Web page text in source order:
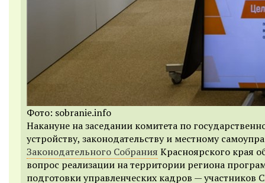
Фото: sobranie.info
Накануне на заседании комитета по
устройству, законодательству и местному
Законодательного Собрания Красноярского края
вопрос реализации на территории региона
подготовки управленческих кадров — участников